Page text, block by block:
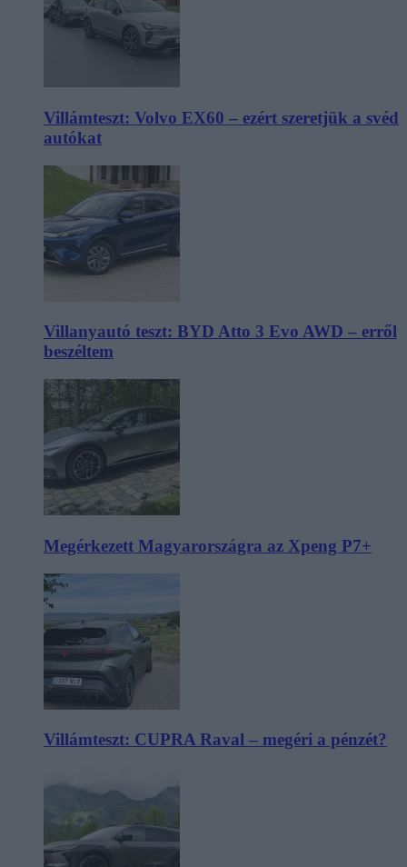
Villámteszt: Volvo EX60 – ezért szeretjük a svéd
autókat
Villanyautó teszt: BYD Atto 3 Evo AWD – erről
beszéltem
Megérkezett Magyarországra az Xpeng P7+
Villámteszt: CUPRA Raval – megéri a pénzét?